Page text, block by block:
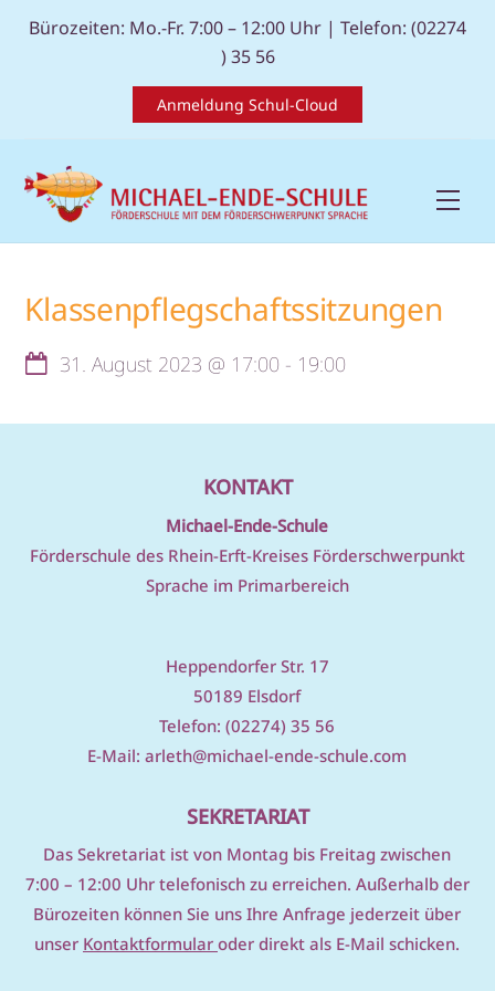
Bürozeiten: Mo.-Fr. 7:00 – 12:00 Uhr | Telefon: (02274
) 35 56
Anmeldung Schul-Cloud
Klassenpflegschaftssitzungen
31. August 2023 @ 17:00 - 19:00
KONTAKT
Michael-Ende-Schule
Förderschule des Rhein-Erft-Kreises Förderschwerpunkt
Sprache im Primarbereich
Heppendorfer Str. 17
50189 Elsdorf
Telefon: (02274) 35 56
E-Mail: arleth@michael-ende-schule.com
SEKRETARIAT
Das Sekretariat ist von Montag bis Freitag zwischen
7:00 – 12:00 Uhr telefonisch zu erreichen. Außerhalb der
Bürozeiten können Sie uns Ihre Anfrage jederzeit über
unser Kontaktformular oder direkt als E-Mail schicken.